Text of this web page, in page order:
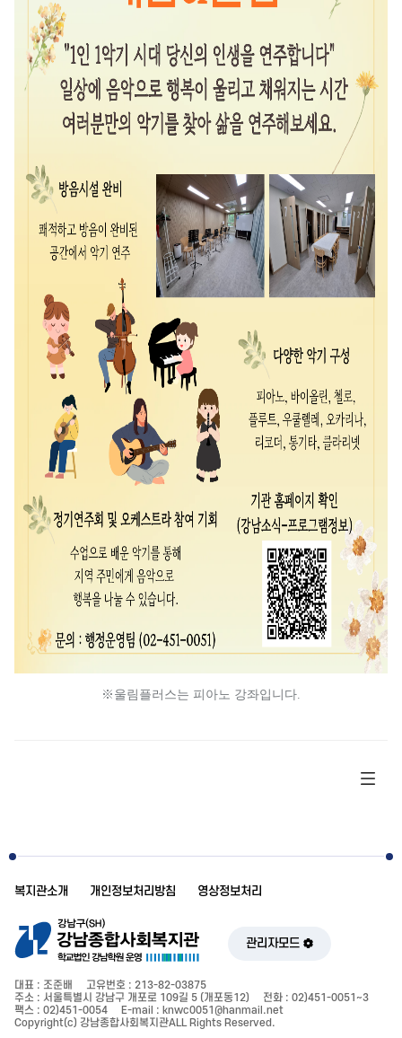
※울림플러스는 피아노 강좌입니다.
복지관소개 개인정보처리방침 영상정보처리
관리자모드
대표 : 조준배
고유번호 : 213-82-03875
주소 : 서울특별시 강남구 개포로 109길 5 (개포동12)
전화 : 02)451-0051~3
팩스 : 02)451-0054
E-mail : knwc0051@hanmail.net
Copyright(c) 강남종합사회복지관ALL Rights Reserved.